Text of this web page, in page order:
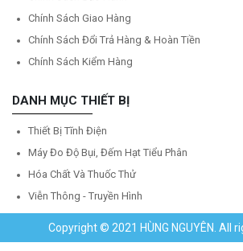
Chính Sách Giao Hàng
Chính Sách Đổi Trả Hàng & Hoàn Tiền
Chính Sách Kiểm Hàng
DANH MỤC THIẾT BỊ
Thiết Bị Tĩnh Điện
Máy Đo Độ Bụi, Đếm Hạt Tiểu Phân
Hóa Chất Và Thuốc Thử
Viễn Thông - Truyền Hình
Copyright © 2021 HÙNG NGUYÊN. All